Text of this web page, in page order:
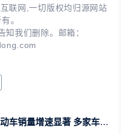
联网,一切版权均归源网站
。
知我们删除。邮箱：
量增速显著 多家车企宣布拥抱